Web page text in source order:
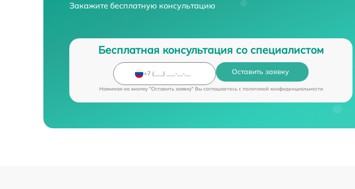
Закажите бесплатную консультацию
Бесплатная консультация со специалистом
Оставить заявку
Нажимая на кнопку "Оставить заявку" Вы соглашаетесь c политикой конфиденциальности